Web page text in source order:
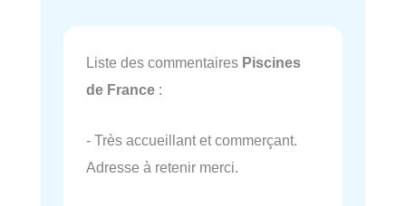
Liste des commentaires Piscines
de France :
- Très accueillant et commerçant.
Adresse à retenir merci.